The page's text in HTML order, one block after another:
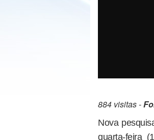
884 visitas -
Nova
quarta-feira